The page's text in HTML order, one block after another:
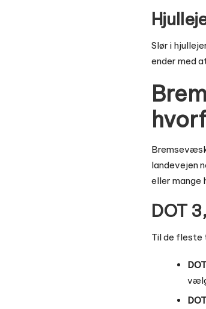
Slør i
ender med
landevejen
eller mange
DOT
Til de fleste